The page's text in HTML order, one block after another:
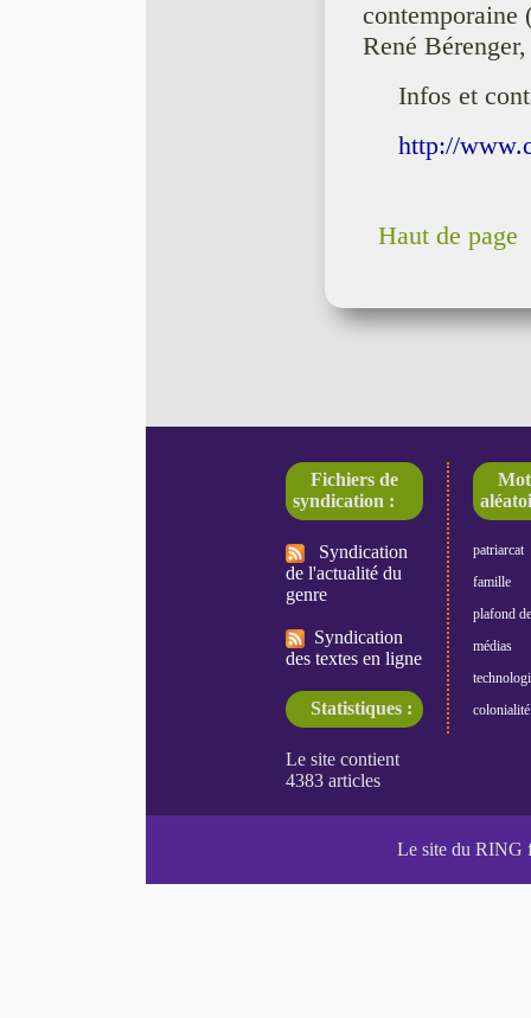
contemporaine
René
Infos et
http://
Haut de page
Fichiers de
syndication :
Syndication
de l'actualité du
genre
Syndication
des textes en ligne
Statistiques :
patriarcat
famille
plafond
médias
colonialité
Le site du RING